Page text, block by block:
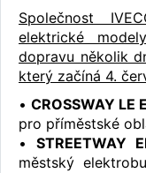
Společnost
elektrické
dopravu několik
který začíná 4.
•CROSSWAY LE
pro příměstské
•STREETWAY
městský